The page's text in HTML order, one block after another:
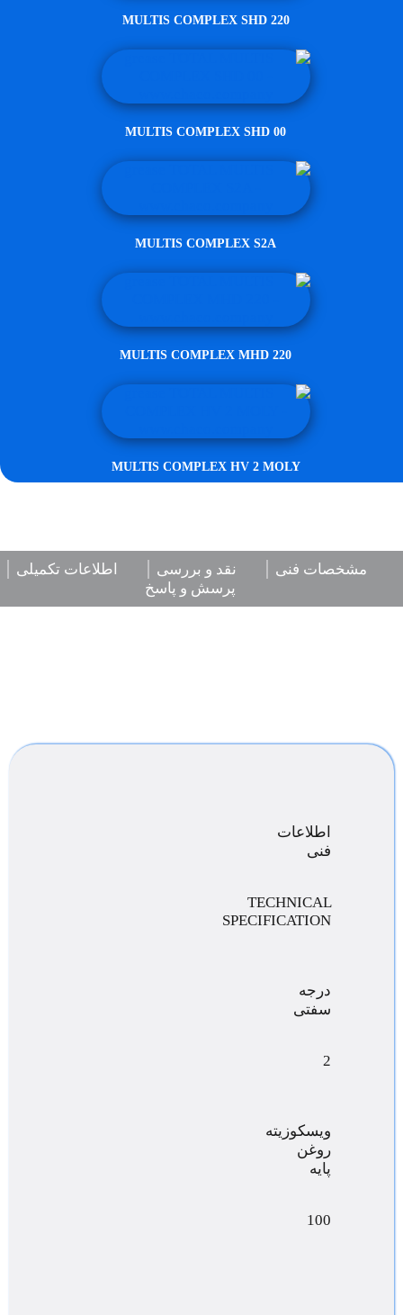
MULTIS COMPLEX SHD 220
MULTIS COMPLEX SHD 00
MULTIS COMPLEX S2A
MULTIS COMPLEX MHD 220
MULTIS COMPLEX HV 2 MOLY
مشخصات فنی نقد و بررسی
اطلاعات تکمیلی
پرسش و پاسخ
اطلاعات
فنی
TECHNICAL
SPECIFICATION
درجه
سفتی
2
ویسکوزیته
روغن
پایه
100